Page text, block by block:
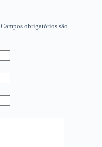
Campos obrigatórios são